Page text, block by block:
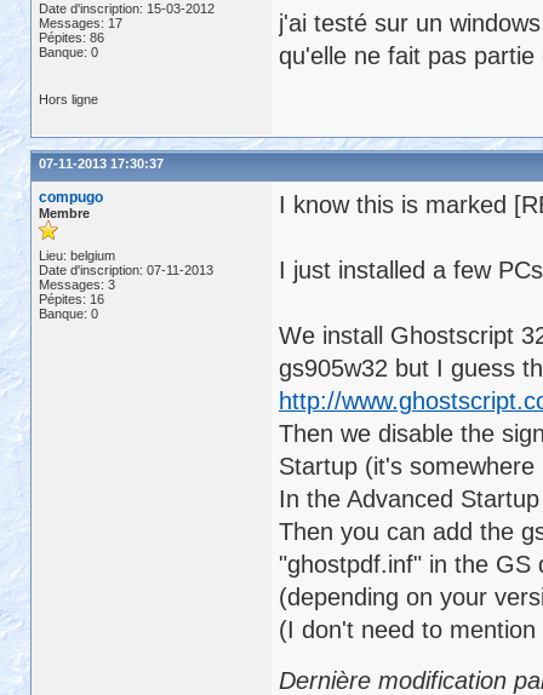
Date d'inscription: 15-03-2012
Messages: 17
Pépites: 86
Banque: 0
j'ai testé sur un
qu'elle ne fait pas
Hors ligne
07-11-2013 17:30:37
compugo
Membre
Lieu: belgium
Date d'inscription: 07-11-2013
Messages: 3
Pépites: 16
Banque: 0
I know this is marked
I just installed a few
We install Ghostscript
gs905w32 but I guess
http://
Then we disable the
Startup (it's
In the Advanced
Then you can add the
"ghostpdf.inf" in the GS
(depending on your
(I don't need to
Dernière modification